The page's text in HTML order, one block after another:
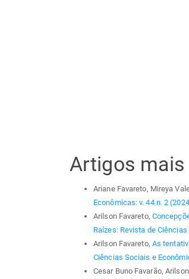
Artigos
Ariane Favareto, Mireya
Econômicas: v. 44 n. 2
Arilson Favareto,
Raízes: Revista de
Arilson Favareto, As
Ciências Sociais e
Cesar Buno Favarão,